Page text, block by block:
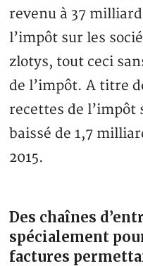
revenu à 37
l’impôt sur les
zlotys, tout ceci
de l’impôt. A titre
recettes de l’impôt
baissé de 1,7
2015.
Des chaînes
spécialement
factures